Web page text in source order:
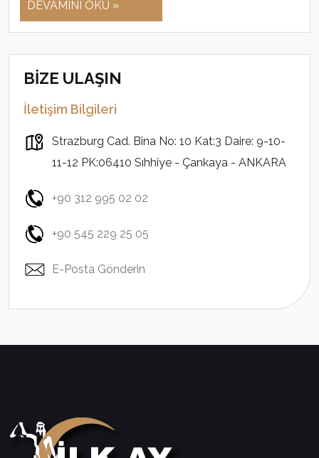
DEVAMINI OKU »
BİZE ULAŞIN
İletişim Bilgileri
Strazburg Cad. Bina No: 10 Kat:3 Daire: 9-10-
11-12 PK:06410 Sıhhiye - Çankaya - ANKARA
+90 312 995 02 02
+90 545 229 25 05
E-Posta Gönderin